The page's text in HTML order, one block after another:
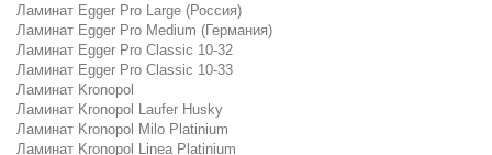
Ламинат Egger Pro Large (Россия)
Ламинат Egger Pro Medium (Германия)
Ламинат Egger Pro Classic 10-32
Ламинат Egger Pro Classic 10-33
Ламинат Kronopol
Ламинат Kronopol Laufer Husky
Ламинат Kronopol Milo Platinium
Ламинат Kronopol Linea Platinium